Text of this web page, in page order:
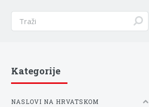
Kategorije
NASLOVI NA HRVATSKOM